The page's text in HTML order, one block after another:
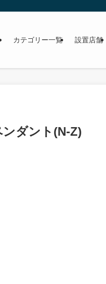
カテゴリー一覧 設置店舗
ダント(N-Z)